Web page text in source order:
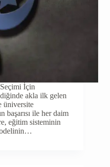
İçin
akla ilk gelen
üniversite
başarısı ile her daim
eğitim sisteminin